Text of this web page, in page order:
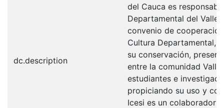
dc.description
del Cauca es
Departamental del Valle
convenio de
Cultura Departamental,
su conservación,
entre la comunidad
estudiantes e
propiciando su uso y
Icesi es un colaborador